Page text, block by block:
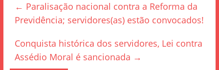
b
o
o
k
← Paralisação nacional contra a Reforma da
Previdência; servidores(as) estão convocados!
Conquista histórica dos servidores, Lei contra
Assédio Moral é sancionada →